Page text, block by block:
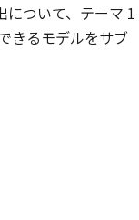
について、テーマ 1
きるモデルをサブ